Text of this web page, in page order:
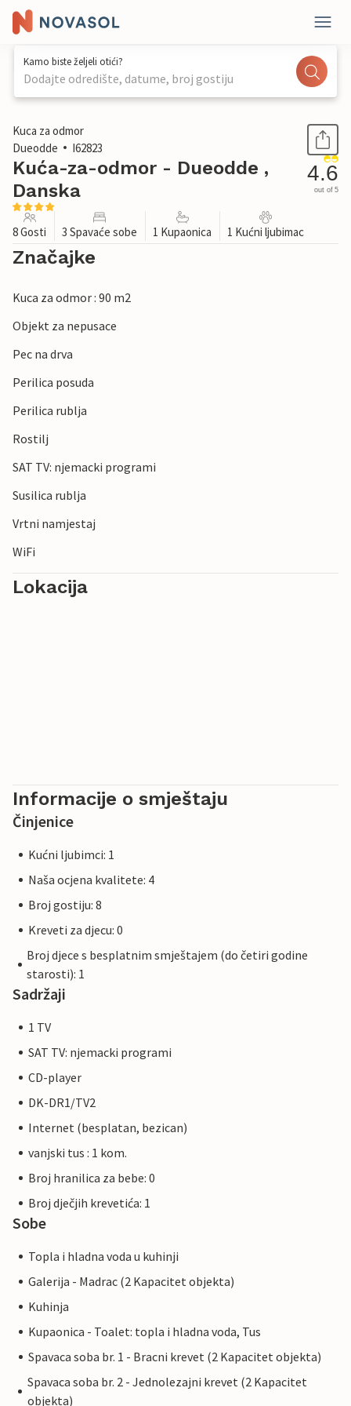
Kamo biste željeli otići?
Dodajte odredište, datume, broj gostiju
1 / 27
Kuca za odmor
Dueodde
I62823
Kuća-za-odmor - Dueodde ,
Danska
4.6
out of 5
8 Gosti 3 Spavaće sobe 1 Kupaonica 1 Kućni ljubimac
Značajke
Kuca za odmor : 90 m2
Objekt za nepusace
Pec na drva
Perilica posuda
Perilica rublja
Rostilj
SAT TV: njemacki programi
Susilica rublja
Vrtni namjestaj
WiFi
Lokacija
Informacije o smještaju
Činjenice
Kućni ljubimci: 1
Naša ocjena kvalitete: 4
Broj gostiju: 8
Kreveti za djecu: 0
Broj djece s besplatnim smještajem (do četiri godine
starosti): 1
Sadržaji
1 TV
SAT TV: njemacki programi
CD-player
DK-DR1/TV2
Internet (besplatan, bezican)
vanjski tus : 1 kom.
Broj hranilica za bebe: 0
Broj dječjih krevetića: 1
Sobe
Topla i hladna voda u kuhinji
Galerija - Madrac (2 Kapacitet objekta)
Kuhinja
Kupaonica - Toalet: topla i hladna voda, Tus
Spavaca soba br. 1 - Bracni krevet (2 Kapacitet objekta)
Spavaca soba br. 2 - Jednolezajni krevet (2 Kapacitet
objekta)